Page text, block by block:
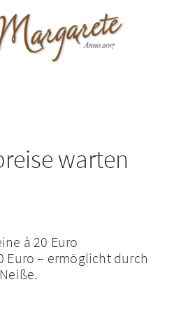
warten
à 20 Euro
Euro – ermöglicht durch